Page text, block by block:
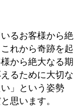
るお客様から絶
れから奇跡を起
から絶大なる期
るために大切な
」という姿勢
思います。